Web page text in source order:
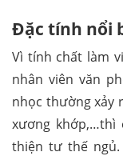
Đặc tính nổi
Vì tính chất làm
nhân viên văn
nhọc thường xảy
xương khớp,…thì
thiện tư thế ngủ.